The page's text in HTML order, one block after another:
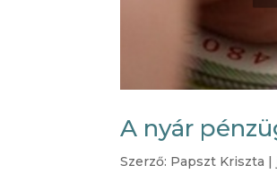
A nyár
Szerző: Papszt Kriszta |